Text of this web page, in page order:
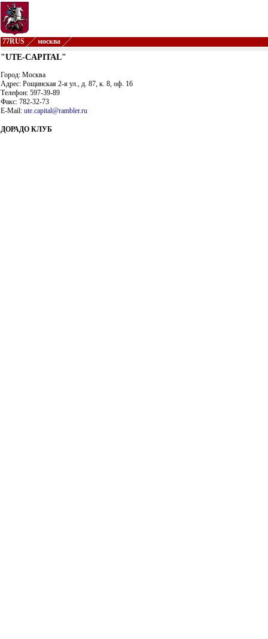
77RUS москва
"UTE-CAPITAL"
Город: Москва
Адрес: Рощинская 2-я ул., д. 87, к. 8, оф. 16
Телефон: 597-39-89
Факс: 782-32-73
E-Mail: ute.capital@rambler.ru
ДОРАДО КЛУБ